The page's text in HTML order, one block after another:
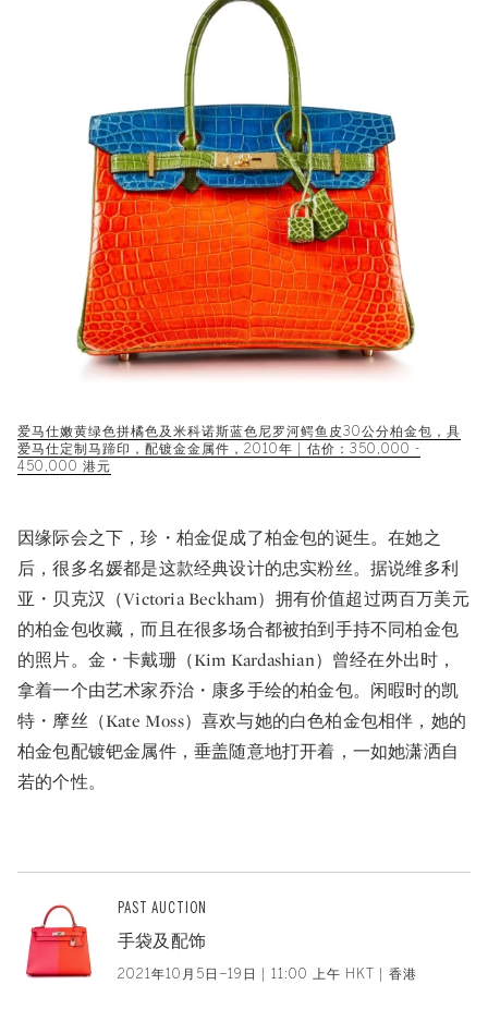
爱马仕嫩黄绿色拼橘色及米科诺斯蓝色尼罗河鳄鱼皮30公分柏金包，具
爱马仕定制马蹄印，配镀金金属件，2010年 | 估价：350,000 -
450,000 港元
因缘际会之下，珍・柏金促成了柏金包的诞生。在她之
后，很多名媛都是这款经典设计的忠实粉丝。据说维多利
亚・贝克汉（Victoria Beckham）拥有价值超过两百万美元
的柏金包收藏，而且在很多场合都被拍到手持不同柏金包
的照片。金・卡戴珊（Kim Kardashian）曾经在外出时，
拿着一个由艺术家乔治・康多手绘的柏金包。闲暇时的凯
特・摩丝（Kate Moss）喜欢与她的白色柏金包相伴，她的
柏金包配镀钯金属件，垂盖随意地打开着，一如她潇洒自
若的个性。
PAST AUCTION
手袋及配饰
2021年10月5日–19日 | 11:00 上午 HKT | 香港